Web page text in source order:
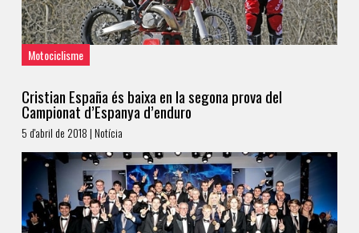
Motociclisme
Cristian España és baixa en la segona prova del
Campionat d’Espanya d’enduro
5 d'abril de 2018 | Notícia